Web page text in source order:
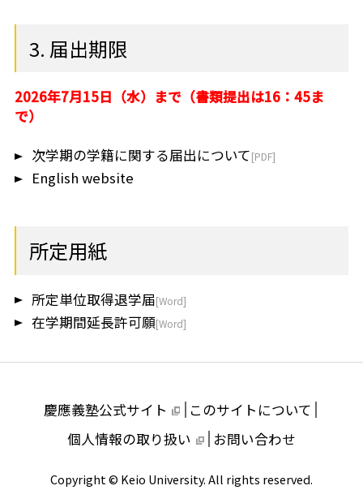
3. 届出期限
2026年7月15日（水）まで（書類提出は16：45ま
で）
次学期の学籍に関する届出について
English website
所定用紙
所定単位取得退学届
在学期間延長許可願
慶應義塾公式サイト
このサイトについて
個人情報の取り扱い
お問い合わせ
Copyright © Keio University. All rights reserved.